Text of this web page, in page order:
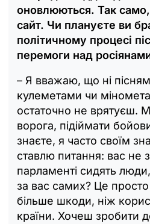
оновлюються. Так само,
сайт. Чи плануєте ви
політичному процесі
перемоги над
– Я вважаю, що ні
кулеметами чи
остаточно не врятуєш.
ворога, підіймати
знаєте, я часто своїм
ставлю питання: вас не
парламенті сидять
за вас самих? Це
більше шкоди, ніж
країни. Хочеш зробити